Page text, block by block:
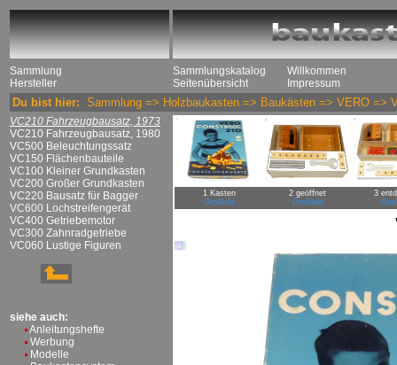
Sammlung
Hersteller
Sammlungskatalog
Seitenübersicht
Willkommen
Impressum
Du bist hier: Sammlung => Holzbaukasten => Baukästen => VERO =>
VC210 Fahrzeugbausatz, 1973
VC210 Fahrzeugbausatz, 1980
VC500 Beleuchtungssatz
VC150 Flächenbauteile
VC100 Kleiner Grundkasten
VC200 Großer Grundkasten
VC220 Bausatz für Bagger
VC600 Lochstreifengerät
VC400 Getriebemotor
VC300 Zahnradgetriebe
VC060 Lustige Figuren
siehe auch:
Anleitungshefte
Werbung
Modelle
1 Kasten
Großbild
2 geöffnet
Großbild
3